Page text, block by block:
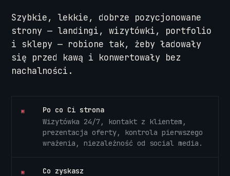
Szybkie, lekkie, dobrze pozycjonowane
strony — landingi, wizytówki, portfolio
i sklepy — robione tak, żeby ładowały
się przed kawą i konwertowały bez
nachalności.
▣
Po co Ci strona
Wizytówka 24/7, kontakt z klientem,
prezentacja oferty, kontrola pierwszego
wrażenia, niezależność od social media.
▣
Co zyskasz